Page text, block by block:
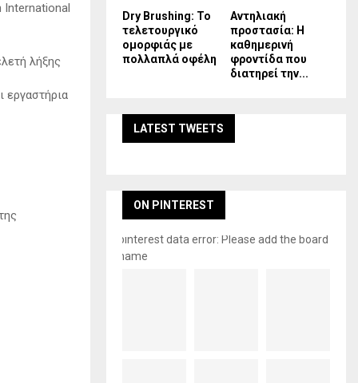
International
λήξης
εργαστήρια
Dry Brushing: Το
τελετουργικό
ομορφιάς με
πολλαπλά οφέλη
Αντηλιακή
προστασία: Η
καθημερινή
φροντίδα που
διατηρεί την...
LATEST TWEETS
ON PINTEREST
pinterest data error: Please add the board
name